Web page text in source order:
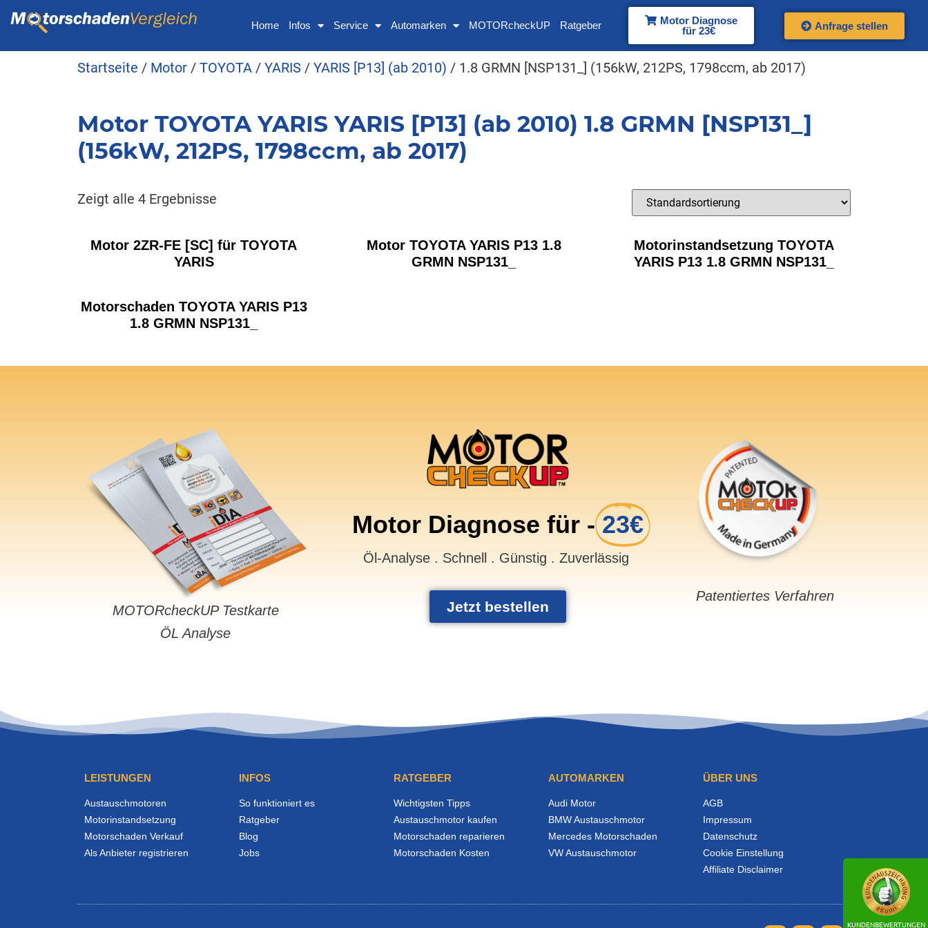
Home Infos Service Automarken MOTORcheckUP Ratgeber
Motor Diagnose
für 23€
Anfrage stellen
Startseite / Motor / TOYOTA / YARIS / YARIS [P13] (ab 2010) / 1.8 GRMN [NSP131_] (156kW, 212PS, 1798ccm, ab 2017)
Motor TOYOTA YARIS YARIS [P13] (ab 2010) 1.8 GRMN [NSP131_]
(156kW, 212PS, 1798ccm, ab 2017)
Zeigt alle 4 Ergebnisse
Motor 2ZR-FE [SC] für TOYOTA
YARIS
Motor TOYOTA YARIS P13 1.8
GRMN NSP131_
Motorinstandsetzung TOYOTA
YARIS P13 1.8 GRMN NSP131_
Motorschaden TOYOTA YARIS P13
1.8 GRMN NSP131_
MOTORcheckUP Testkarte
ÖL Analyse
Motor Diagnose für - 23€
Öl-Analyse . Schnell . Günstig . Zuverlässig
Jetzt bestellen
Patentiertes Verfahren
LEISTUNGEN
Austauschmotoren
Motorinstandsetzung
Motorschaden Verkauf
Als Anbieter registrieren
INFOS
So funktioniert es
Ratgeber
Blog
Jobs
RATGEBER
Wichtigsten Tipps
Austauschmotor kaufen
Motorschaden reparieren
Motorschaden Kosten
AUTOMARKEN
Audi Motor
BMW Austauschmotor
Mercedes Motorschaden
VW Austauschmotor
ÜBER UNS
AGB
Impressum
Datenschutz
Cookie Einstellung
Affiliate Disclaimer
KUNDENBEWERTUNGEN